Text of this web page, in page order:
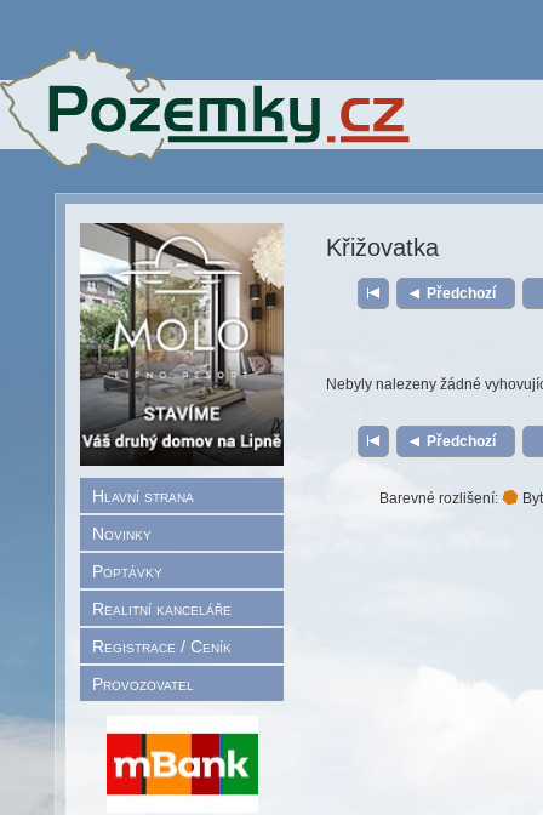
Hlavní strana
Novinky
Poptávky
Realitní kanceláře
Registrace / Ceník
Provozovatel
Křižovatka
Předchozí
Nebyly nalezeny žádné
Předchozí
Barevné rozlišení: